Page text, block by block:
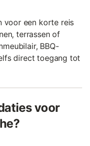
voor een korte reis
terrassen of
BBQ-
direct toegang tot
voor